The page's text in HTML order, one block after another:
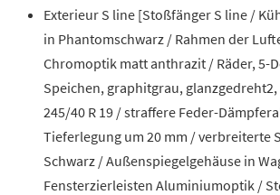
Exterieur S line [Stoßfänger S line /
in Phantomschwarz / Rahmen der
Chromoptik matt anthrazit / Räder, 5-
Speichen, graphitgrau, glanzgedreht2,
245/40 R 19 / straffere Feder-
Tieferlegung um 20 mm / verbreiterte
Schwarz / Außenspiegelgehäuse in
Fensterzierleisten Aluminiumoptik /